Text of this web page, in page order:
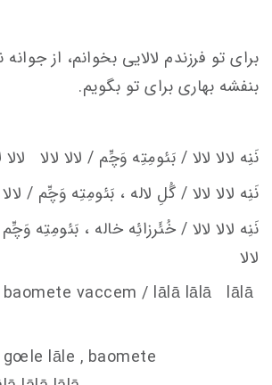
برای تو فرزندم لالایی بخوانم، از
بنفشه بهاری برای تو بگویم.
نَنِه لالا لالا / بَئومِتِه وَچِّم / لالا لالا لالا
نَنِه لالا لالا / گُلِ لاله ، بَئومِتِه وَچِّم / لالا
نَنِه لالا لالا / خُئَرزائِه خاله ، بَئومِتِه وَچِّم
لالا
vaccem / lālā lālā lālā
oele lāle , baomete